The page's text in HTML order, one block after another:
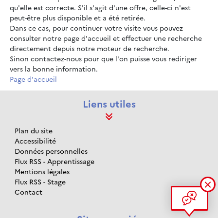
qu'elle est correcte. S'il s'agit d'une offre, celle-ci n'est
peut-être plus disponible et a été retirée.
Dans ce cas, pour continuer votre visite vous pouvez
consulter notre page d'accueil et effectuer une recherche
directement depuis notre moteur de recherche.
Sinon contactez-nous pour que l'on puisse vous rediriger
vers la bonne information.
Page d'accueil
Liens utiles
Plan du site
Accessibilité
Données personnelles
Flux RSS - Apprentissage
Mentions légales
Flux RSS - Stage
Contact